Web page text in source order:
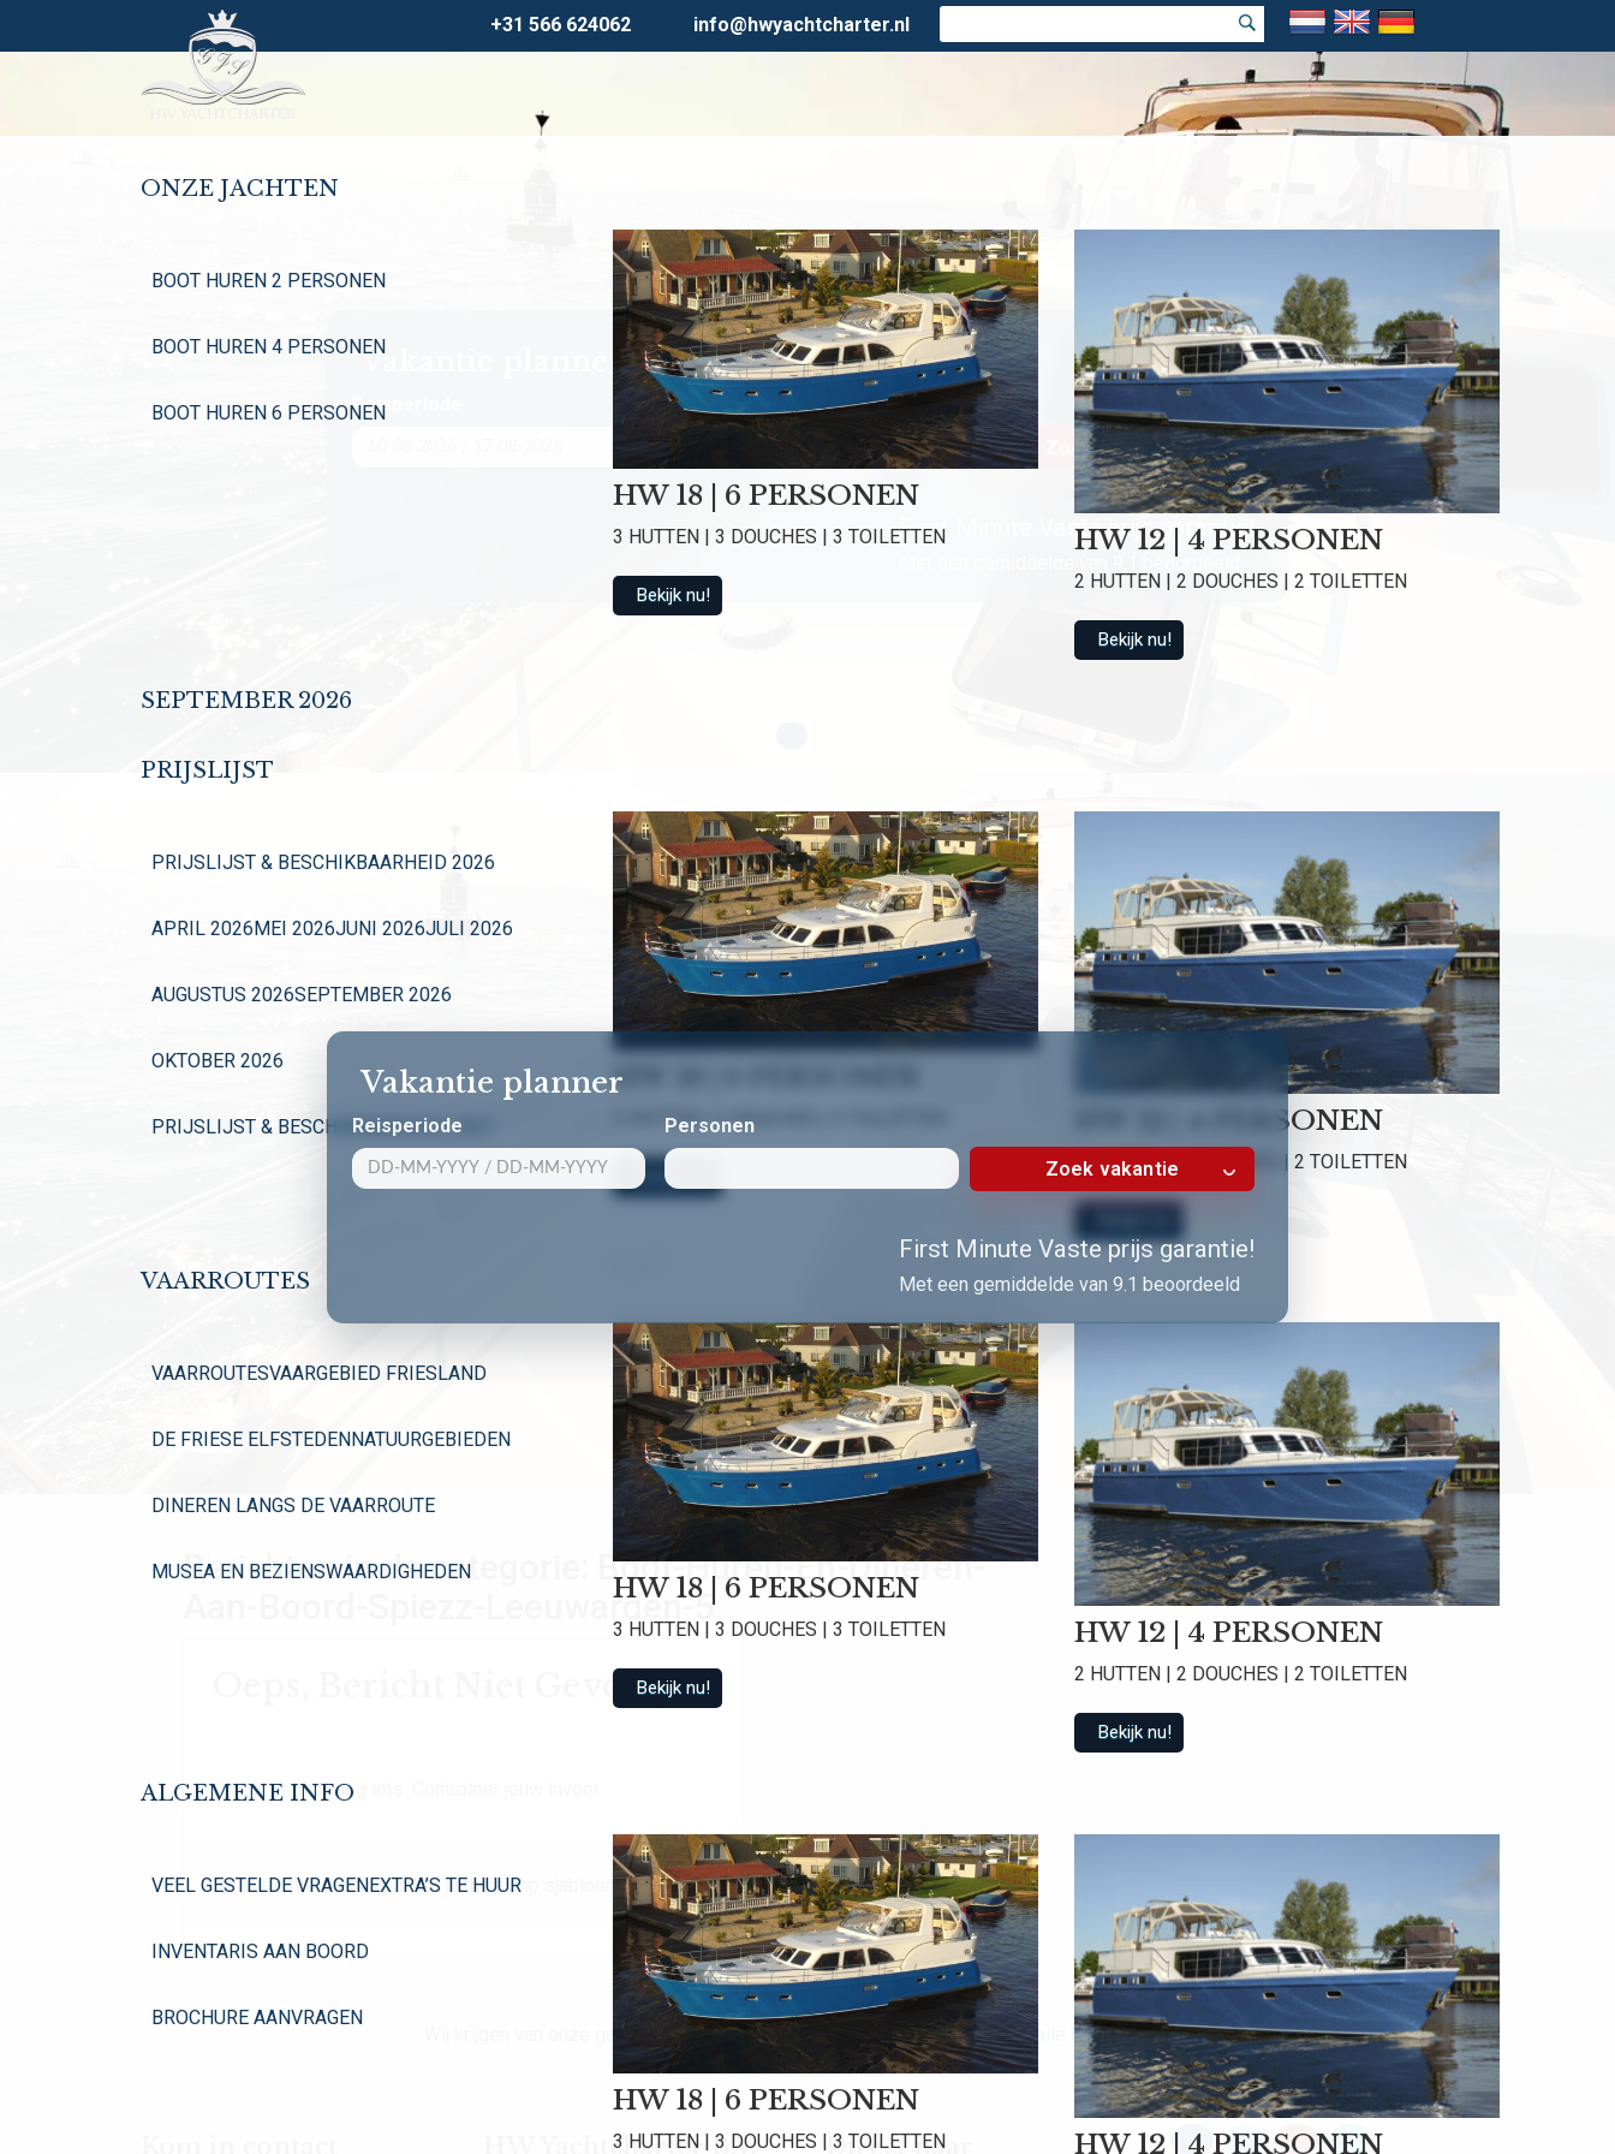
+31 566 624062 info@hwyachtcharter.nl
Vakantie planner
Reisperiode
Personen
Zoek vakantie
First Minute Vaste prijs garantie!
Met een gemiddelde van 9.1 beoordeeld
ONZE JACHTEN
BOOT HUREN 2 PERSONEN
BOOT HUREN 4 PERSONEN
BOOT HUREN 6 PERSONEN
HW 18 | 6 PERSONEN
3 HUTTEN | 3 DOUCHES | 3 TOILETTEN
Bekijk nu!
HW 12 | 4 PERSONEN
2 HUTTEN | 2 DOUCHES | 2 TOILETTEN
Bekijk nu!
SEPTEMBER 2026
PRIJSLIJST
PRIJSLIJST & BESCHIKBAARHEID 2026
APRIL 2026MEI 2026JUNI 2026JULI 2026
AUGUSTUS 2026SEPTEMBER 2026
OKTOBER 2026
PRIJSLIJST & BESCHIKBAARHEID 2027
HW 18 | 6 PERSONEN
3 HUTTEN | 3 DOUCHES | 3 TOILETTEN
Bekijk nu!
HW 12 | 4 PERSONEN
2 HUTTEN | 2 DOUCHES | 2 TOILETTEN
VAARROUTES
VAARROUTESVAARGEBIED FRIESLAND
DE FRIESE ELFSTEDEN NATUURGEBIEDEN
DINEREN LANGS DE VAARROUTE
MUSEA EN BEZIENSWAARDIGHEDEN HW 18 | 6 PERSONEN
3 HUTTEN | 3 DOUCHES | 3 TOILETTEN
Bekijk nu!
HW 12 | 4 PERSONEN
2 HUTTEN | 2 DOUCHES | 2 TOILETTEN
Bekijk nu!
ALGEMENE INFO
VEEL GESTELDE VRAGENEXTRA’S TE HUUR
INVENTARIS AAN BOORD
BROCHURE AANVRAGEN
HW 18 | 6 PERSONEN
3 HUTTEN | 3 DOUCHES | 3 TOILETTEN HW 12 | 4 PERSONEN
Vakantie planner
Reisperiode
Personen
Zoek vakantie
First Minute Vaste prijs garantie!
Met een gemiddelde van 9.1 beoordeeld
Berichten in de categorie:
Boot-Huren-En-Dineren-
Aan-Boord-Spiezz-Leeuwarden-5
Oeps, Bericht Niet Gevonden
Oh Oh. Er mist nog iets. Controleer jouw invoer.
Dit is de foutmelding in het archive.php sjabloon.
Wij krijgen van onze gasten een gemiddelde beoordeling van9.0 !Bekijk alle beoordelingen
HW Yachtcharter B.V. Direct naar